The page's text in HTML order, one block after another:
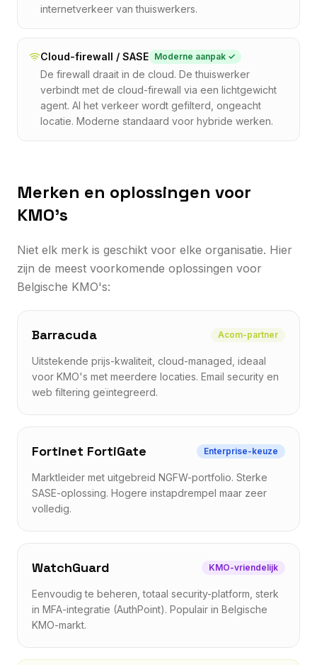
internetverkeer van thuiswerkers.
Cloud-firewall / SASE Moderne aanpak ✓
De firewall draait in de cloud. De thuiswerker
verbindt met de cloud-firewall via een lichtgewicht
agent. Al het verkeer wordt gefilterd, ongeacht
locatie. Moderne standaard voor hybride werken.
Merken en oplossingen voor
KMO's
Niet elk merk is geschikt voor elke organisatie. Hier
zijn de meest voorkomende oplossingen voor
Belgische KMO's:
Barracuda Acom-partner
Uitstekende prijs-kwaliteit, cloud-managed, ideaal
voor KMO's met meerdere locaties. Email security en
web filtering geïntegreerd.
Fortinet FortiGate Enterprise-keuze
Marktleider met uitgebreid NGFW-portfolio. Sterke
SASE-oplossing. Hogere instapdrempel maar zeer
volledig.
WatchGuard KMO-vriendelijk
Eenvoudig te beheren, totaal security-platform, sterk
in MFA-integratie (AuthPoint). Populair in Belgische
KMO-markt.